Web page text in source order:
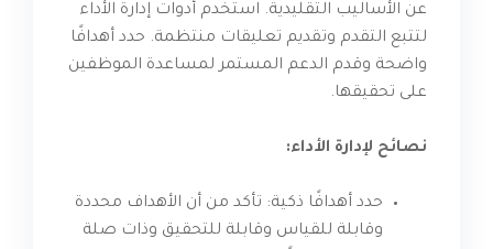
عن الأساليب التقليدية. استخدم أدوات إدارة الأداء
لتتبع التقدم وتقديم تعليقات منتظمة. حدد أهدافًا
واضحة وقدم الدعم المستمر لمساعدة الموظفين
على تحقيقها.
نصائح لإدارة الأداء:
حدد أهدافًا ذكية: تأكد من أن الأهداف محددة
وقابلة للقياس وقابلة للتحقيق وذات صلة